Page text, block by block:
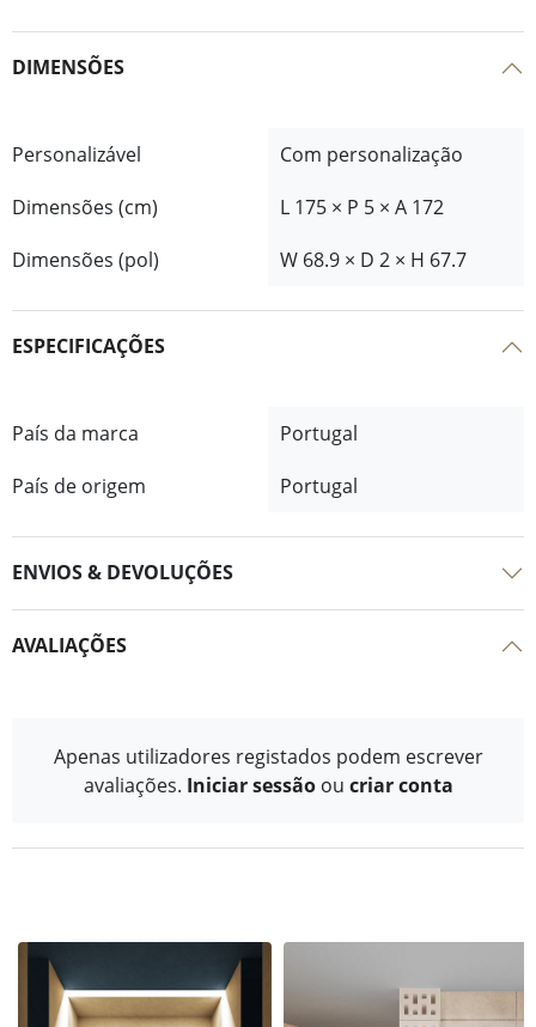
DIMENSÕES
Personalizável
Com personalização
Dimensões (cm)
L 175 × P 5 × A 172
Dimensões (pol)
W 68.9 × D 2 × H 67.7
ESPECIFICAÇÕES
País da marca
Portugal
País de origem
Portugal
ENVIOS & DEVOLUÇÕES
AVALIAÇÕES
Apenas utilizadores registados podem escrever
avaliações. Iniciar sessão ou criar conta